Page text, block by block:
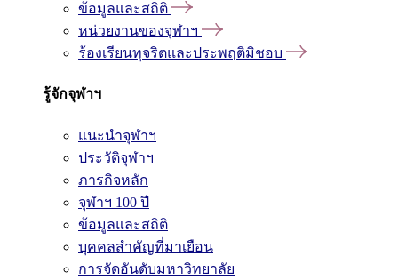
ข้อมูลและสถิติ
หน่วยงานของจุฬาฯ
ร้องเรียนทุจริตและประพฤติมิชอบ
รู้จักจุฬาฯ
แนะนำจุฬาฯ
ประวัติจุฬาฯ
ภารกิจหลัก
จุฬาฯ 100 ปี
ข้อมูลและสถิติ
บุคคลสำคัญที่มาเยือน
การจัดอันดับมหาวิทยาลัย